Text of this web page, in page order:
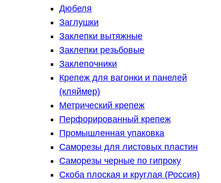
Дюбеля
Заглушки
Заклепки вытяжные
Заклепки резьбовые
Заклепочники
Крепеж для вагонки и панелей
(кляймер)
Метрический крепеж
Перфорированный крепеж
Промышленная упаковка
Саморезы для листовых пластин
Саморезы черные по гипроку
Скоба плоская и круглая (Россия)